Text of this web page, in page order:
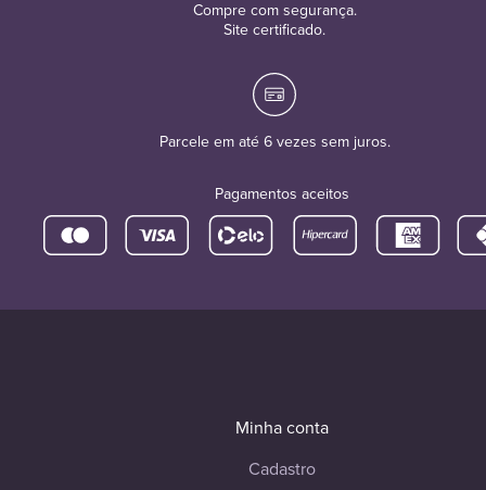
Compre com segurança.
Site certificado.
Parcele em até 6 vezes sem juros.
Pagamentos aceitos
Minha conta
Cadastro